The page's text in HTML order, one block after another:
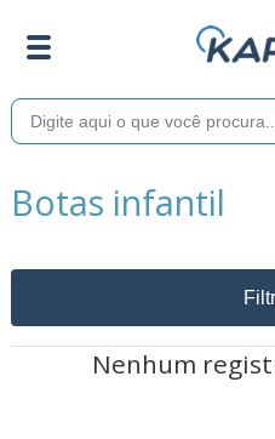
Botas infantil
Nenhum